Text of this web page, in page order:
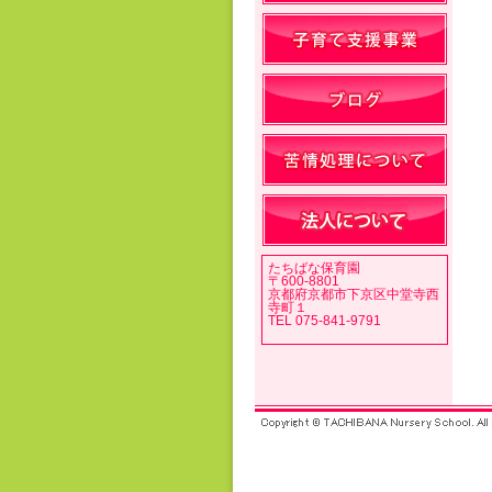
たちばな保育園
〒600-8801
京都府京都市下京区中堂寺西
寺町１
TEL 075-841-9791